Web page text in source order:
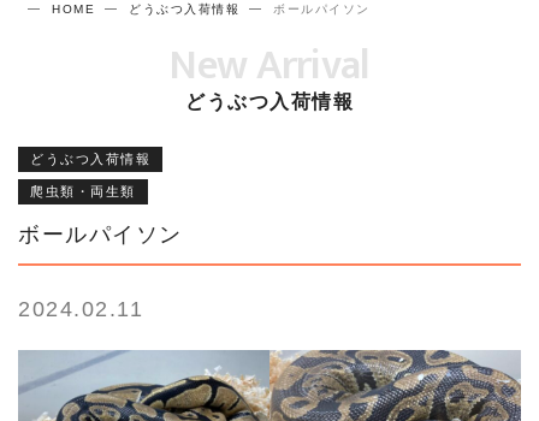
HOME どうぶつ入荷情報 ボールパイソン
New Arrival
どうぶつ入荷情報
どうぶつ入荷情報
爬虫類・両生類
ボールパイソン
2024.02.11